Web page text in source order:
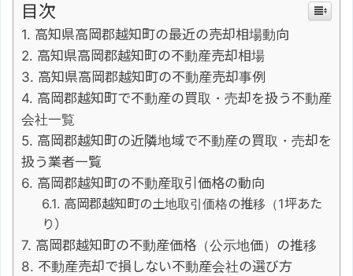
目次
高知県高岡郡越知町の最近の売却相場動向
高知県高岡郡越知町の不動産売却相場
高知県高岡郡越知町の不動産売却事例
高岡郡越知町で不動産の買取・売却を扱う不動産
会社一覧
高岡郡越知町の近隣地域で不動産の買取・売却を
扱う業者一覧
高岡郡越知町の不動産取引価格の動向
高岡郡越知町の土地取引価格の推移（1坪あた
り）
高岡郡越知町の不動産価格（公示地価）の推移
不動産売却で損しない不動産会社の選び方